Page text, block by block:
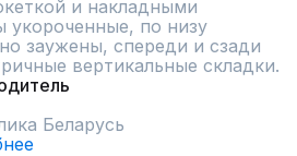
и накладными
по низу
заужены, спереди и сзади
вертикальные складки.
Беларусь